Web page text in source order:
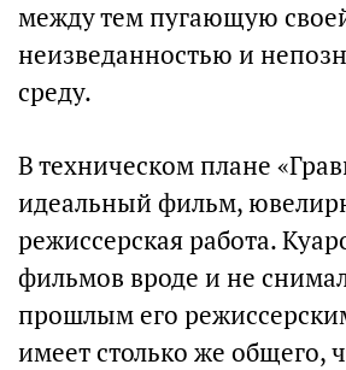
между тем пугающую
неизведанностью и
среду.
В техническом плане
идеальный фильм,
режиссерская работа.
фильмов вроде и не
прошлым его
имеет столько же общего,